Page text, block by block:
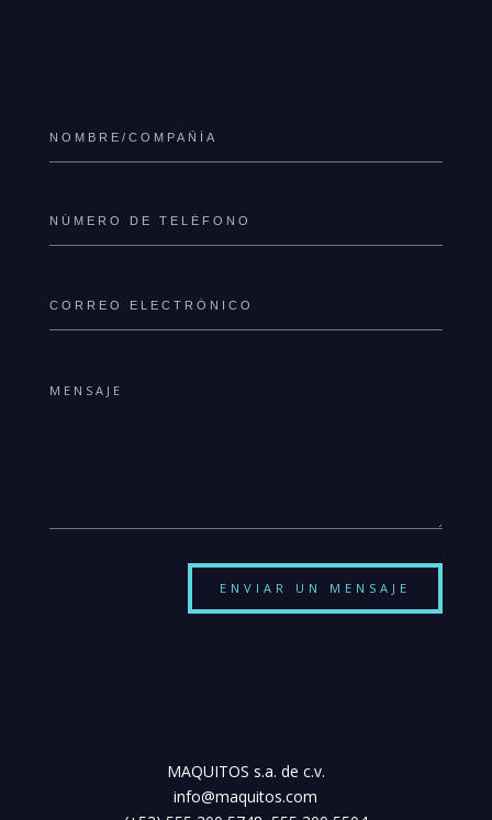
ENVIAR UN MENSAJE
MAQUITOS s.a. de c.v.
info@maquitos.com